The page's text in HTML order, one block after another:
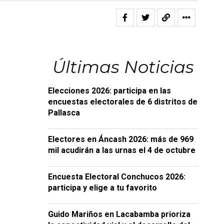
Últimas Noticias
Elecciones 2026: participa en las
encuestas electorales de 6 distritos de
Pallasca
Electores en Áncash 2026: más de 969
mil acudirán a las urnas el 4 de octubre
Encuesta Electoral Conchucos 2026:
participa y elige a tu favorito
Guido Mariños en Lacabamba prioriza